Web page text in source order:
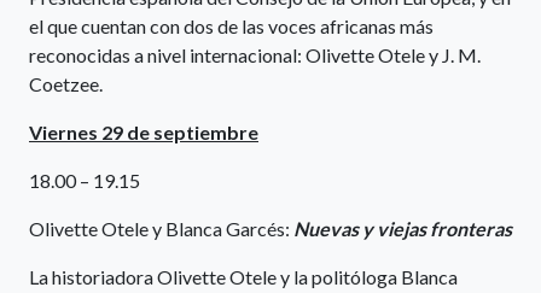
el que cuentan con dos de las voces africanas más
reconocidas a nivel internacional: Olivette Otele y J. M.
Coetzee.
Viernes 29 de septiembre
18.00 – 19.15
Olivette Otele y Blanca Garcés: Nuevas y viejas fronteras
La historiadora Olivette Otele y la politóloga Blanca